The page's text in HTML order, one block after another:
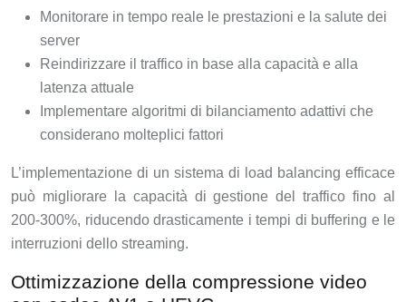
Monitorare in tempo reale le prestazioni e la salute dei
server
Reindirizzare il traffico in base alla capacità e alla
latenza attuale
Implementare algoritmi di bilanciamento adattivi che
considerano molteplici fattori
L’implementazione di un sistema di load balancing efficace
può migliorare la capacità di gestione del traffico fino al
200-300%, riducendo drasticamente i tempi di buffering e le
interruzioni dello streaming.
Ottimizzazione della compressione video